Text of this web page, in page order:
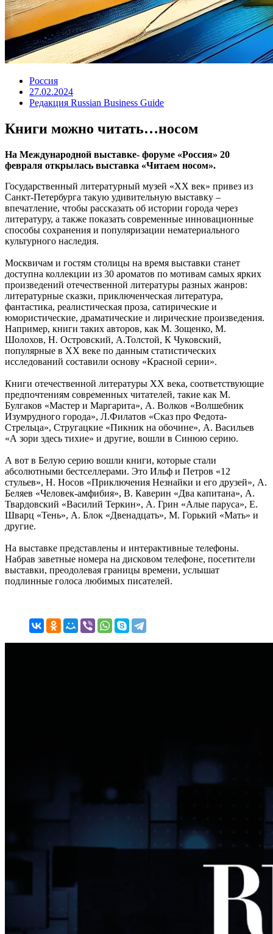
Россия
27.02.2024
Редакция Russian Business Guide
Книги можно читать…носом
На Международной выставке- форуме «Россия» 20
февраля открылась выставка «Читаем носом».
Государственный литературный музей «ХХ век» привез из
Санкт-Петербурга такую удивительную выставку –
впечатление, чтобы рассказать об истории города через
литературу, а также показать современные инновационные
способы сохранения и популяризации нематериального
культурного наследия.
Москвичам и гостям столицы на время выставки станет
доступна коллекции из 30 ароматов по мотивам самых ярких
произведений отечественной литературы разных жанров:
литературные сказки, приключенческая литература,
фантастика, реалистическая проза, сатирические и
юмористические, драматические и лирические произведения.
Например, книги таких авторов, как М. Зощенко, М.
Шолохов, Н. Островский, А.Толстой, К Чуковский,
популярные в ХХ веке по данным статистических
исследований составили основу «Красной серии».
Книги отечественной литературы ХХ века, соответствующие
предпочтениям современных читателей, такие как М.
Булгаков «Мастер и Маргарита», А. Волков «Волшебник
Изумрудного города», Л.Филатов «Сказ про Федота-
Стрельца», Стругацкие «Пикник на обочине», А. Васильев
«А зори здесь тихие» и другие, вошли в Синюю серию.
А вот в Белую серию вошли книги, которые стали
абсолютными бестселлерами. Это Ильф и Петров «12
стульев», Н. Носов «Приключения Незнайки и его друзей», А.
Беляев «Человек-амфибия», В. Каверин «Два капитана», А.
Твардовский «Василий Теркин», А. Грин «Алые паруса», Е.
Шварц «Тень», А. Блок «Двенадцать», М. Горький «Мать» и
другие.
На выставке представлены и интерактивные телефоны.
Набрав заветные номера на дисковом телефоне, посетители
выставки, преодолевая границы времени, услышат
подлинные голоса любимых писателей.